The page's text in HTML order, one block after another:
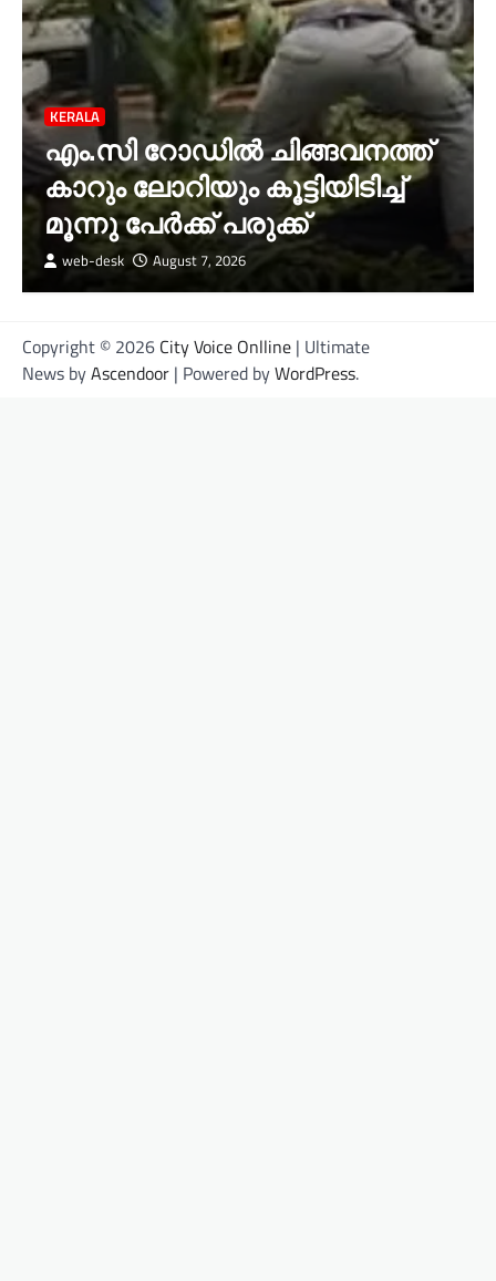
KERALA
എം.സി റോഡിൽ ചിങ്ങവനത്ത്
കാറും ലോറിയും കൂട്ടിയിടിച്ച്
മൂന്നു പേർക്ക് പരുക്ക്
web-desk August 7, 2026
Copyright © 2026 City Voice Onlline | Ultimate
News byAscendoor | Powered byWordPress.